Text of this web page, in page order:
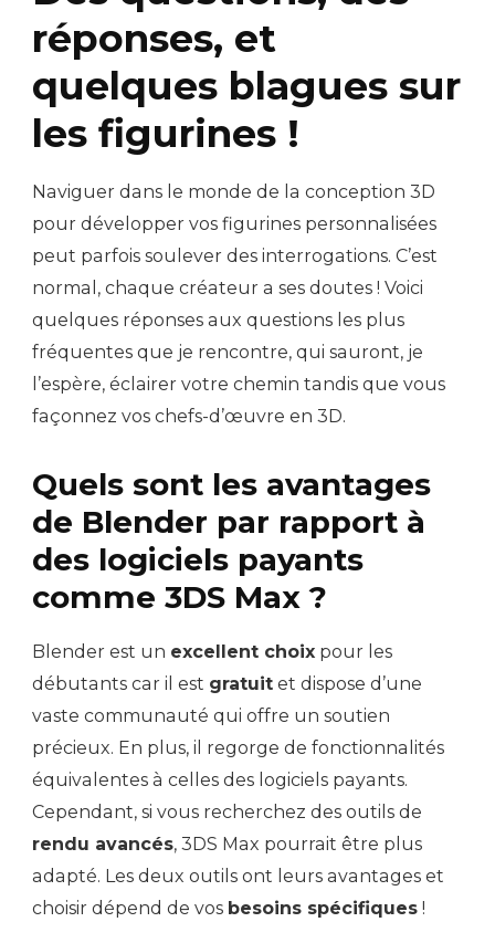
réponses, et
quelques blagues sur
les figurines !
Naviguer dans le monde de la conception 3D
pour développer vos figurines personnalisées
peut parfois soulever des interrogations. C’est
normal, chaque créateur a ses doutes ! Voici
quelques réponses aux questions les plus
fréquentes que je rencontre, qui sauront, je
l’espère, éclairer votre chemin tandis que vous
façonnez vos chefs-d’œuvre en 3D.
Quels sont les avantages
de Blender par rapport à
des logiciels payants
comme 3DS Max ?
Blender est un excellent choix pour les
débutants car il est gratuit et dispose d’une
vaste communauté qui offre un soutien
précieux. En plus, il regorge de fonctionnalités
équivalentes à celles des logiciels payants.
Cependant, si vous recherchez des outils de
rendu avancés, 3DS Max pourrait être plus
adapté. Les deux outils ont leurs avantages et
choisir dépend de vos besoins spécifiques !